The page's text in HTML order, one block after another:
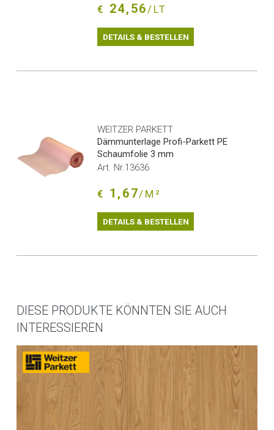
€ 24,56/LT
DETAILS & BESTELLEN
WEITZER PARKETT
Dämmunterlage Profi-Parkett PE
Schaumfolie 3 mm
Art. Nr.13636
€ 1,67/M²
DETAILS & BESTELLEN
DIESE PRODUKTE KÖNNTEN SIE AUCH
INTERESSIEREN